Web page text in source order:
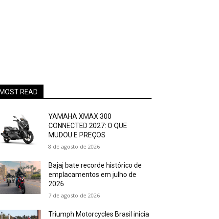
MOST READ
YAMAHA XMAX 300
CONNECTED 2027: O QUE
MUDOU E PREÇOS
8 de agosto de 2026
Bajaj bate recorde histórico de
emplacamentos em julho de
2026
7 de agosto de 2026
Triumph Motorcycles Brasil inicia